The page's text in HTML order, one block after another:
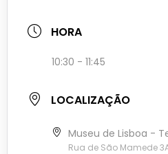
HORA
10:30 - 11:45
LOCALIZAÇÃO
Museu de Lisboa -
Rua de São Mamede